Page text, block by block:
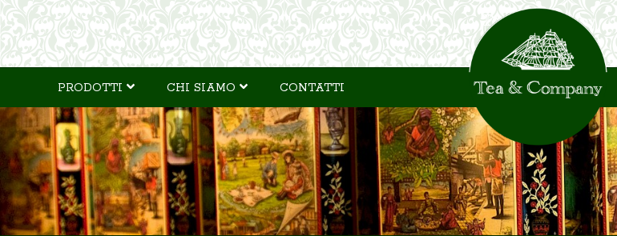
PRODOTTI CHI SIAMO CONTATTI